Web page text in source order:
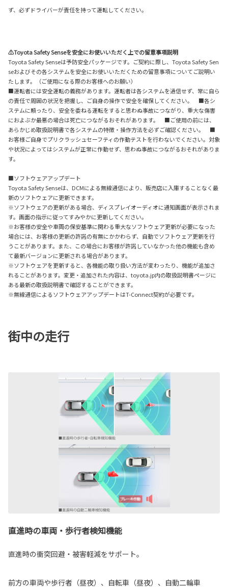
ず、必ずドライバーが責任を持って運転してください。
⚠Toyota Safety Senseを安全にお使いいただく上での留意事項説明
Toyota Safety Senseは予防安全パッケージです。ご契約に際し、Toyota Safety Sen
seおよびその各システムを安全にお使いいただくための留意事項についてご説明い
たします。（ご使用になる際のお客様へのお願い）
■運転者には安全運転の義務があります。運転者は各システムを過信せず、常に自ら
の責任で周囲の状況を把握し、ご自身の操作で安全を確保してください。 ■各シ
ステムに頼ったり、安全を委ねる運転をすると思わぬ事故につながり、重大な傷害
におよぶか最悪の場合は死亡につながるおそれがあります。 ■ご使用の前には、
あらかじめ取扱説明書で各システムの特徴・操作方法を必ずご確認ください。 ■
お客様ご自身でプリクラッシュセーフティの作動テストを行わないでください。対象
や状況によってはシステムが正常に作動せず、思わぬ事故につながるおそれがありま
す。
■ソフトウェアアップデート
Toyota Safety Senseは、DCMによる無線通信により、販売店に入庫することなく最
新のソフトウェアに更新できます。
※ソフトウェアの更新がある場合、ディスプレイオーディオに通知画面が表示されま
す。画面の指示に従ってすみやかに更新してください。
※お客様の安全や車両の保安基準に関わる重大なソフトウェア更新が必要になった
場合には、お客様の更新の許諾の有無にかかわらず、自動でソフトウェア更新を行
うことがあります。また、この場合にお客様が許諾していなかった他の機能も含め
て最新バージョンに更新される場合があります。
※ソフトウェアを更新すると、各機能の取り扱い方法が変わったり、機能が追加さ
れることがあります。変更・追加された内容は、toyota.jp内の取扱説明書ページに
ある最新の取扱説明書で確認することができます。
※無線通信によるソフトウェアアップデートはT-Connect契約が必要です。
街中の走行
直進時の車両・歩行者検知機能
直進時の衝突回避・被害軽減をサポート。
前方の車両や歩行者（昼夜）、自転車（昼夜）、自動二輪車